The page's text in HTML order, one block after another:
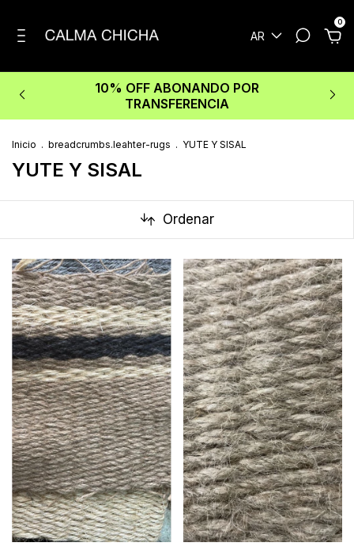
AR
0
10% OFF ABONANDO POR
TRANSFERENCIA
Inicio . breadcrumbs.leahter-rugs . YUTE Y SISAL
YUTE Y SISAL
Ordenar